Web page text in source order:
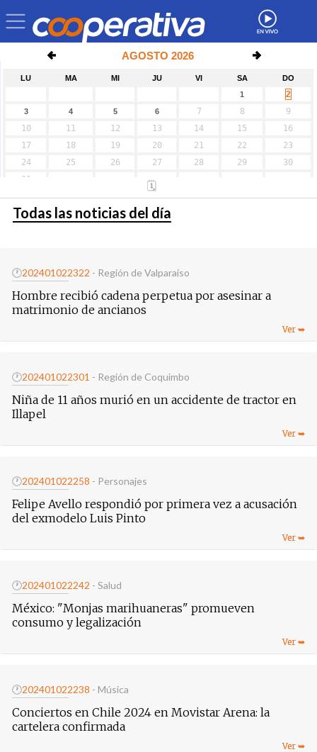
Todas las noticias del día
🕐202401022322 - Región de Valparaíso
Hombre recibió cadena perpetua por asesinar a
matrimonio de ancianos
🕐202401022301 - Región de Coquimbo
Niña de 11 años murió en un accidente de tractor en
Illapel
🕐202401022258 - Personajes
Felipe Avello respondió por primera vez a acusación
del exmodelo Luis Pinto
🕐202401022242 - Salud
México: "Monjas marihuaneras" promueven
consumo y legalización
🕐202401022238 - Música
Conciertos en Chile 2024 en Movistar Arena: la
cartelera confirmada